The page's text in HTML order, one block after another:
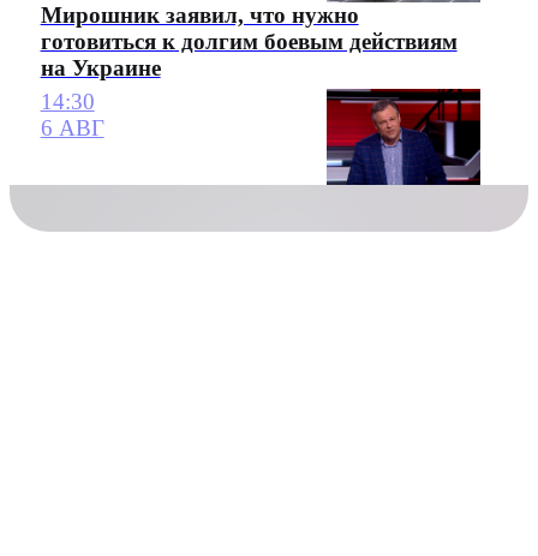
Мирошник заявил, что нужно
готовиться к долгим боевым действиям
на Украине
14:30
6 АВГ